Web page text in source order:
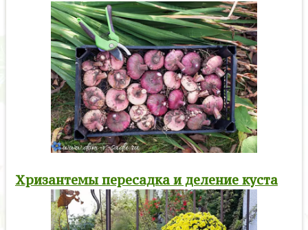
Хризантемы пересадка и деление куста